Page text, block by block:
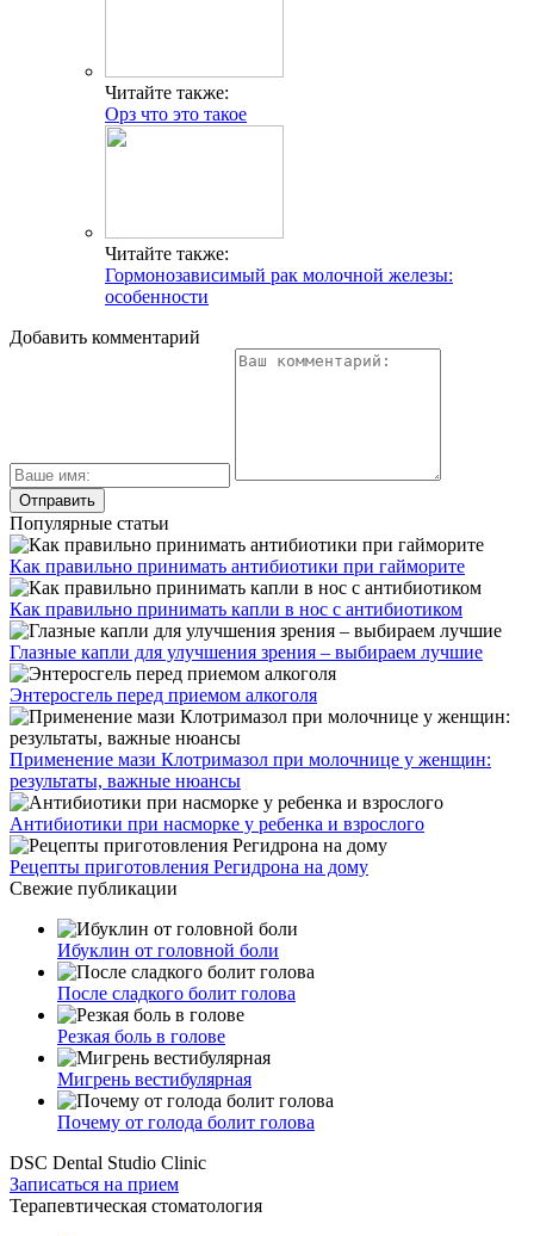
Читайте также:
Орз что это такое
Читайте также:
Гормонозависимый рак молочной железы:
особенности
Добавить комментарий
Популярные статьи
Как правильно принимать антибиотики при гайморите
Как правильно принимать капли в нос с антибиотиком
Глазные капли для улучшения зрения – выбираем лучшие
Энтеросгель перед приемом алкоголя
Применение мази Клотримазол при молочнице у женщин:
результаты, важные нюансы
Антибиотики при насморке у ребенка и взрослого
Рецепты приготовления Регидрона на дому
Свежие публикации
Ибуклин от головной боли
После сладкого болит голова
Резкая боль в голове
Мигрень вестибулярная
Почему от голода болит голова
DSC Dental Studio Clinic
Записаться на прием
Терапевтическая стоматология